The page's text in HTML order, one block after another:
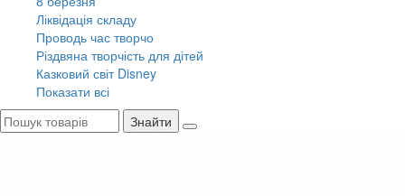
Ліквідація складу
Проводь час творчо
Різдвяна творчість для дітей
Казковий світ Disney
Показати всі
Знайти